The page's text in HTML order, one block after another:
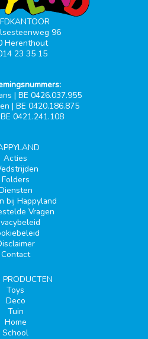
96
Herenthout
23 35 15
| BE 0426.037.955
| BE 0420.186.875
0421.241.108
Acties
Folders
bij Happyland
Vragen
Contact
PRODUCTEN
Toys
Deco
Tuin
Home
School